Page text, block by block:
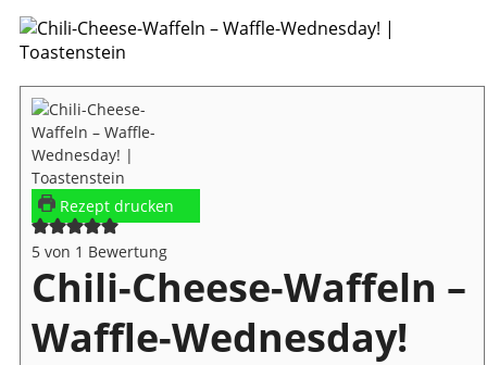
Rezept drucken
5 von 1 Bewertung
Chili-Cheese-Waffeln –
Waffle-Wednesday!